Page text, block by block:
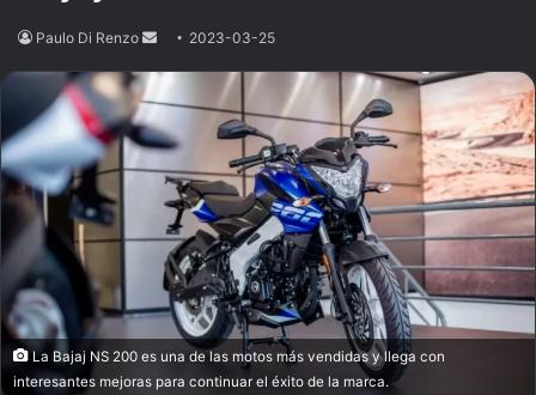
Paulo Di Renzo
Send2023-03-25
La Bajaj NS 200 es una de las motos más vendidas y llega con
interesantes mejoras para continuar el éxito de la marca.